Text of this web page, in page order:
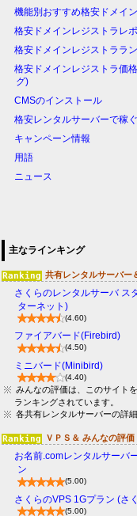
機能別おすすめ格安ドメイ
格安ドメインレジストラレ
格安ドメインレジストララ
格安ドメインレジストラ価
グ)
CMSのインストール
格安レンタルサーバーで稼ぐ
キャンペーン情報
用語
ニュース
主なラインキング
共有レンタルサーバー
さくらのレンタルサーバ ス
ターネット)
(4.60)
ファイアバード(Firebird)
(4.50)
ミニバード(Minibird)
(4.40)
みんなの評価は、このサイト
ランキングされています。
各共有レンタルサーバーの詳細
ＶＰＳ＆ みんなの評価
お名前.comレンタルサーバ
ン
(5.00)
さくらのVPS 1Gプラン (さ
(5.00)